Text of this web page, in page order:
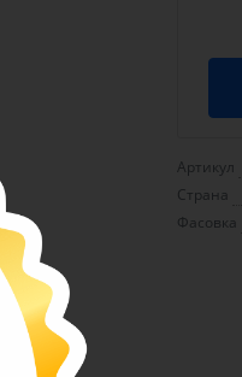
Артикул
Страна
Фасовка